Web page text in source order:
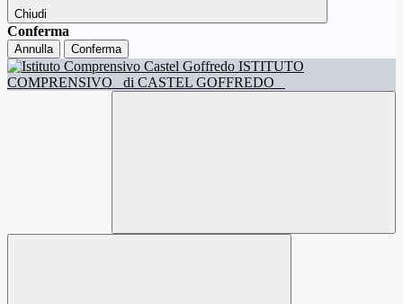
Chiudi
Conferma
Annulla Conferma
ISTITUTO
COMPRENSIVO
di CASTEL GOFFREDO